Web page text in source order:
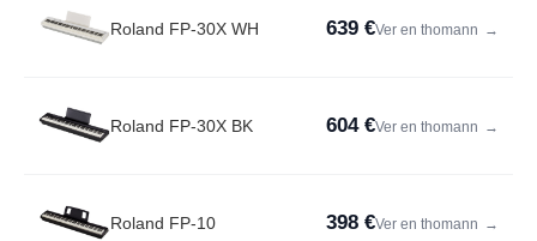
Roland FP-30X WH 639 €Ver en thomann →
Roland FP-30X BK 604 €Ver en thomann →
Roland FP-10 398 €Ver en thomann →